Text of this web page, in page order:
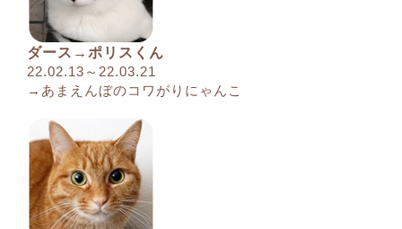
ダース→ポリスくん
22.02.13～22.03.21
→あまえんぼのコワがりにゃんこ